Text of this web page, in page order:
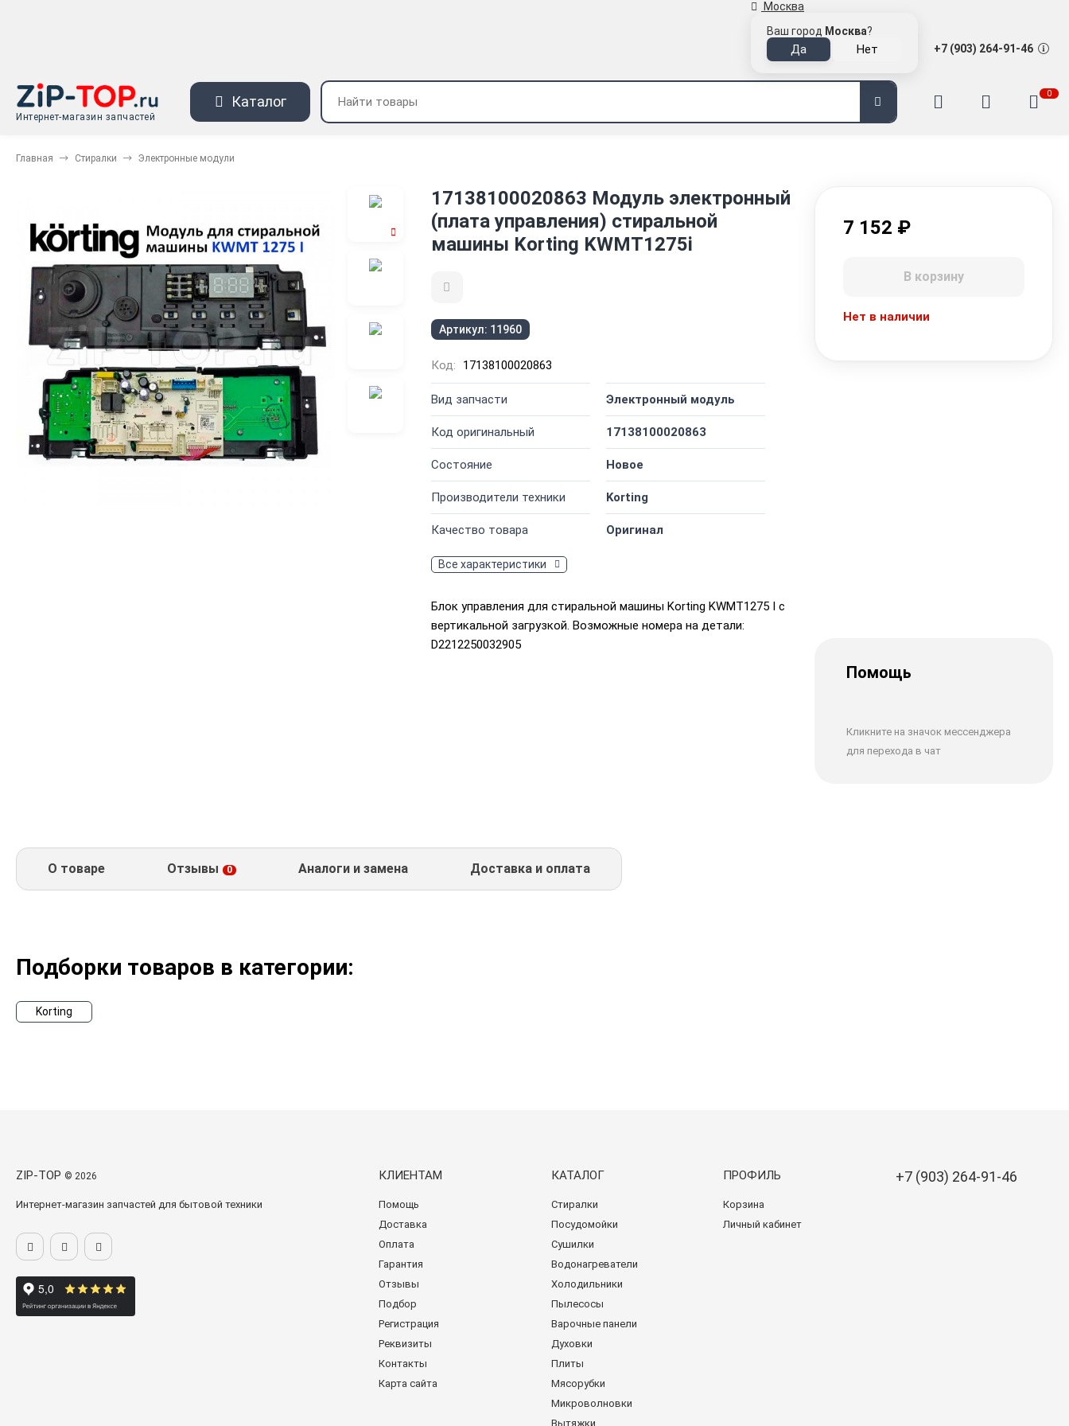
Москва
Ваш город Москва?
+7 (903) 264-91-46
Интернет-магазин запчастей
Каталог 0
Главная Стиралки Электронные модули
17138100020863 Модуль электронный
(плата управления) стиральной
машины Korting KWMT1275i
Артикул: 11960
Код: 17138100020863
Вид запчасти Электронный модуль
Код оригинальный 17138100020863
Состояние Новое
Производители техники Korting
Качество товара Оригинал
Все характеристики
Блок управления для стиральной машины Korting KWMT1275 I с
вертикальной загрузкой. Возможные номера на детали:
D2212250032905
7 152 ₽
В корзину
Нет в наличии
Помощь
Кликните на значок мессенджера
для перехода в чат
О товаре Отзывы 0 Аналоги и замена Доставка и оплата
Подборки товаров в категории:
Korting
ZIP-TOP © 2026
Интернет-магазин запчастей для бытовой техники
КЛИЕНТАМ
Помощь
Доставка
Оплата
Гарантия
Отзывы
Подбор
Регистрация
Реквизиты
Контакты
Карта сайта
КАТАЛОГ
Стиралки
Посудомойки
Сушилки
Водонагреватели
Холодильники
Пылесосы
Варочные панели
Духовки
Плиты
Мясорубки
Микроволновки
Вытяжки
ПРОФИЛЬ
Корзина
Личный кабинет
+7 (903) 264-91-46